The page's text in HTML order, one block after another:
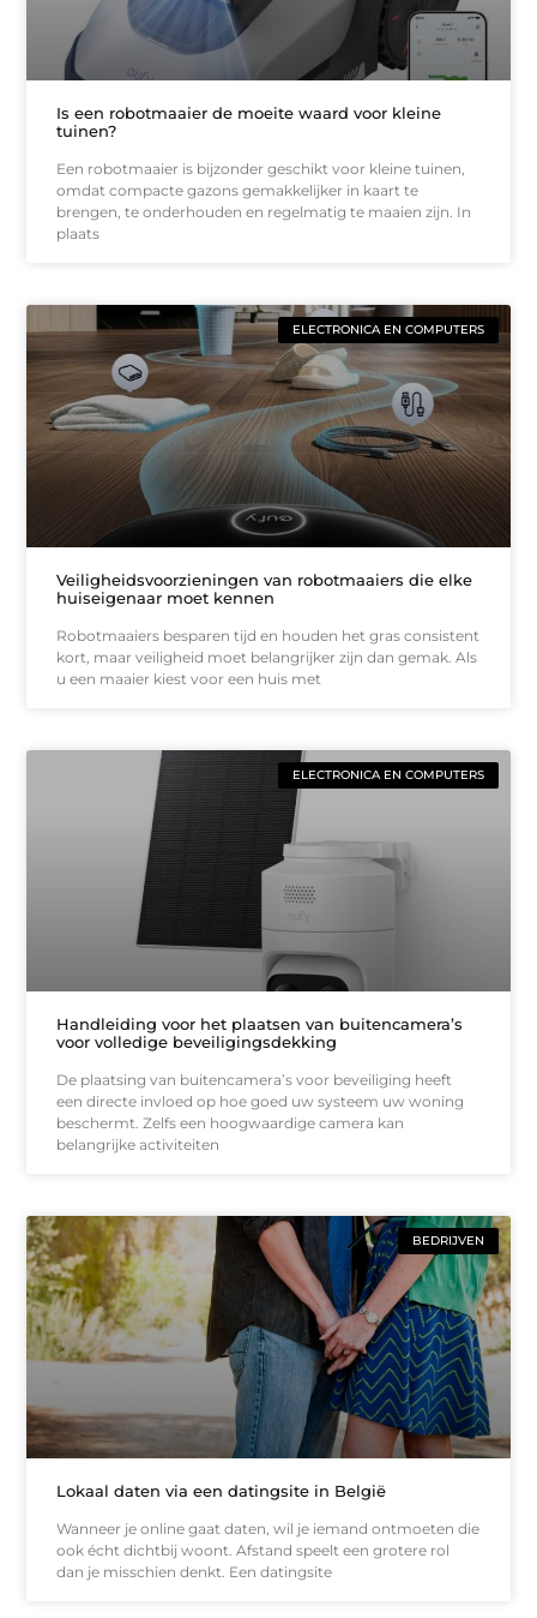
Is een robotmaaier de moeite waard voor kleine
tuinen?
Een robotmaaier is bijzonder geschikt voor kleine tuinen,
omdat compacte gazons gemakkelijker in kaart te
brengen, te onderhouden en regelmatig te maaien zijn. In
plaats
ELECTRONICA EN COMPUTERS
Veiligheidsvoorzieningen van robotmaaiers die elke
huiseigenaar moet kennen
Robotmaaiers besparen tijd en houden het gras consistent
kort, maar veiligheid moet belangrijker zijn dan gemak. Als
u een maaier kiest voor een huis met
ELECTRONICA EN COMPUTERS
Handleiding voor het plaatsen van buitencamera’s
voor volledige beveiligingsdekking
De plaatsing van buitencamera’s voor beveiliging heeft
een directe invloed op hoe goed uw systeem uw woning
beschermt. Zelfs een hoogwaardige camera kan
belangrijke activiteiten
BEDRIJVEN
Lokaal daten via een datingsite in België
Wanneer je online gaat daten, wil je iemand ontmoeten die
ook écht dichtbij woont. Afstand speelt een grotere rol
dan je misschien denkt. Een datingsite